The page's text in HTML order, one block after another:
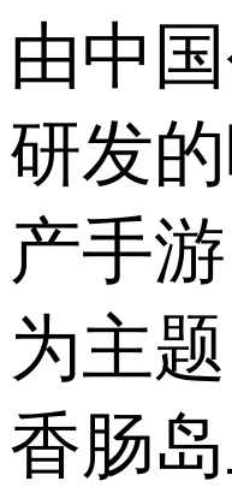
由中
研发
产手
为主
香肠